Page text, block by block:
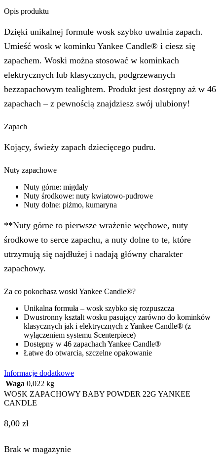
Opis produktu
Dzięki unikalnej formule wosk szybko uwalnia zapach.
Umieść wosk w kominku Yankee Candle® i ciesz się
zapachem. Woski można stosować w kominkach
elektrycznych lub klasycznych, podgrzewanych
bezzapachowym tealightem. Produkt jest dostępny aż w 46
zapachach – z pewnością znajdziesz swój ulubiony!
Zapach
Kojący, świeży zapach dziecięcego pudru.
Nuty zapachowe
Nuty górne: migdały
Nuty środkowe: nuty kwiatowo-pudrowe
Nuty dolne: piżmo, kumaryna
**Nuty górne to pierwsze wrażenie węchowe, nuty
środkowe to serce zapachu, a nuty dolne to te, które
utrzymują się najdłużej i nadają główny charakter
zapachowy.
Za co pokochasz woski Yankee Candle®?
Unikalna formuła – wosk szybko się rozpuszcza
Dwustronny kształt wosku pasujący zarówno do kominków
klasycznych jak i elektrycznych z Yankee Candle® (z
wyłączeniem systemu Scenterpiece)
Dostępny w 46 zapachach Yankee Candle®
Łatwe do otwarcia, szczelne opakowanie
Informacje dodatkowe
Waga 0,022 kg
WOSK ZAPACHOWY BABY POWDER 22G YANKEE
CANDLE
8,00 zł
Brak w magazynie